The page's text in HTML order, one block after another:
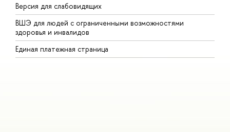
Версия для слабовидящих
ВШЭ для людей с ограниченными возможностями
здоровья и инвалидов
Единая платежная страница